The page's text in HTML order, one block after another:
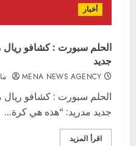
أخبار
الحلم سبورت : كشافو ريال
جديد
MENA NEWS AGENCY
الحلم سبورت : كشافو ريال
جديد مدريد: “هذه هي كرة...
اقرأ المزيد